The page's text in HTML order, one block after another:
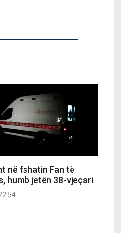
në fshatin Fan të
humb jetën 38-vjeçari